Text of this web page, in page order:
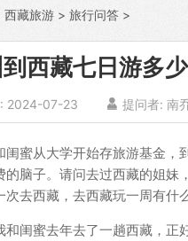
西藏旅游 > 旅行问答 >
西藏七日游多
2024-07-23  提问者: 南
闺蜜从大学开始存旅游基金，
的脑子。请问去过西藏的姐妹
次去西藏，去西藏玩一周有什
和闺蜜去年去了一趟西藏，正